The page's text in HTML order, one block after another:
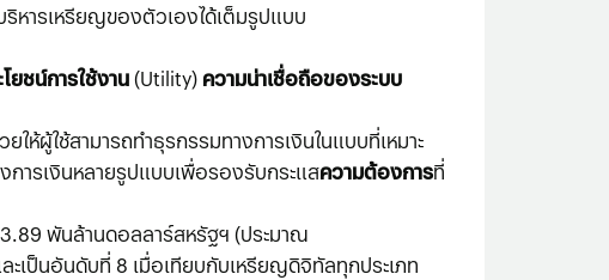
หารเหรียญของตัวเองได้เต็มรูปแบบ
โยชน์การใช้งาน(Utility) ความน่าเชื่อถือของระบบ
ห้ผู้ใช้สามารถทำธุรกรรมทางการเงินในแบบที่เหมาะ
ารเงินหลายรูปแบบเพื่อรองรับกระแสความต้องการที่
พันล้านดอลลาร์สหรัฐฯ (ประมาณ
ะเป็นอันดับที่ 8 เมื่อเทียบกับเหรียญดิจิทัลทุกประเภท